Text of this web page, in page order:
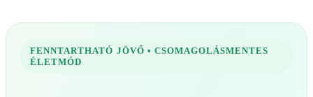
FENNTARTHATÓ JÖVŐ • CSOMAGOLÁSMENTES
ÉLETMÓD